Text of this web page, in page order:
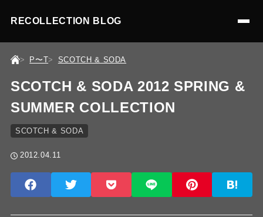
RECOLLECTION BLOG
P〜T SCOTCH & SODA
SCOTCH & SODA 2012 SPRING &
SUMMER COLLECTION
SCOTCH & SODA
2012.04.11